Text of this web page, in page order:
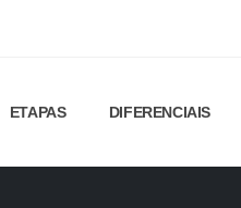
ETAPAS DIFERENCIAIS